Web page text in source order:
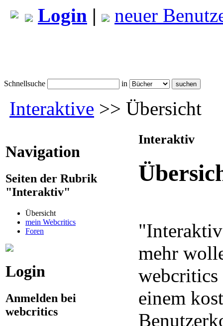
Login | neuer
Schnellsuche in
Interaktive >> Übersicht
Navigation
Seiten der Rubrik
"Interaktiv"
Übersicht
mein Webcritics
Foren
Login
Anmelden bei
webcritics
Interaktiv
mehr
einem